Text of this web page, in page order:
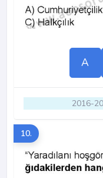
A
2016-
10.